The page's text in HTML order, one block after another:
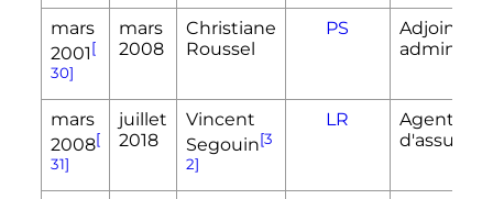
mars
2001[
30]
mars
2008
Christiane
Roussel
PS
Adjointe
mars
2008[
31]
juillet
2018
Vincent
Segouin[3
2]
LR
Agent